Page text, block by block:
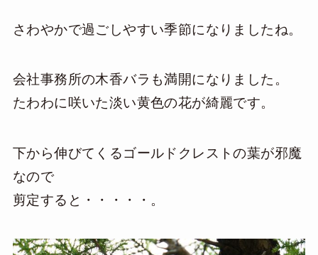
さわやかで過ごしやすい季節になりましたね。
会社事務所の木香バラも満開になりました。
たわわに咲いた淡い黄色の花が綺麗です。
下から伸びてくるゴールドクレストの葉が邪魔
なので
剪定すると・・・・・。